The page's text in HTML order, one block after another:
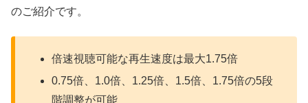
のご紹介です。
倍速視聴可能な再生速度は最大1.75倍
0.75倍、1.0倍、1.25倍、1.5倍、1.75倍の5段
階調整が可能